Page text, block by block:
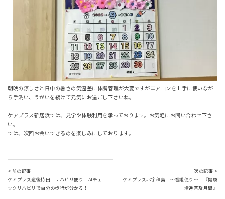
朝晩の涼しさと日中の暑さの気温差に体調管理が大変ですがエアコンを上手に使いなが
ら手洗い、うがいを続けて元気にお過ごし下さいね。
ケアプラス新居浜では、見学や体験利用を承っております。お気軽にお問い合わせ下さ
い。
では、次回お会いできるのを楽しみにしております。
< 前の記事
ケアプラス道後持田 リハビリ便り AIチェ
ックリハビリで自分の歩行が分かる！
次の記事 >
ケアプラス北宇和島 ～看護便り～ 『健康
増進普及月間』